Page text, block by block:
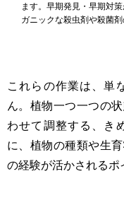
ます。早期発見・早期対
ガニックな殺虫剤や殺菌剤
これらの作業は、単
ん。植物一つ一つの
わせて調整する、き
に、植物の種類や生
の経験が活かされるポ